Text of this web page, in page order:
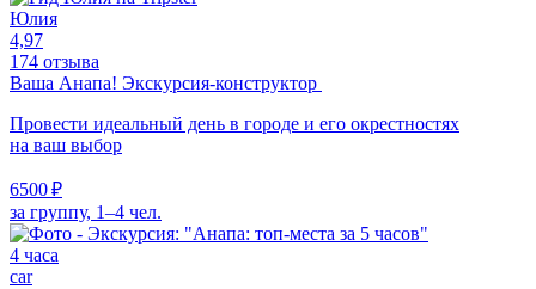
Юлия
4,97
174 отзыва
Ваша Анапа! Экскурсия-конструктор
Провести идеальный день в городе и его окрестностях
на ваш выбор
6500 ₽
за группу, 1–4 чел.
4 часа
car